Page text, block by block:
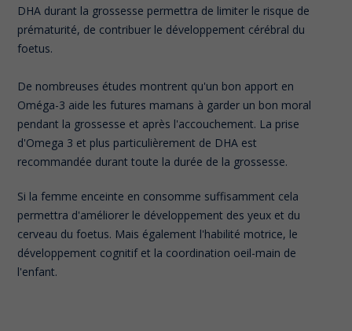
DHA durant la grossesse permettra de limiter le risque de
prématurité, de contribuer le développement cérébral du
foetus.
De nombreuses études montrent qu'un bon apport en
Oméga-3 aide les futures mamans à garder un bon moral
pendant la grossesse et après l'accouchement. La prise
d'Omega 3 et plus particulièrement de DHA est
recommandée durant toute la durée de la grossesse.
Si la femme enceinte en consomme suffisamment cela
permettra d'améliorer le développement des yeux et du
cerveau du foetus. Mais également l'habilité motrice, le
développement cognitif et la coordination oeil-main de
l'enfant.